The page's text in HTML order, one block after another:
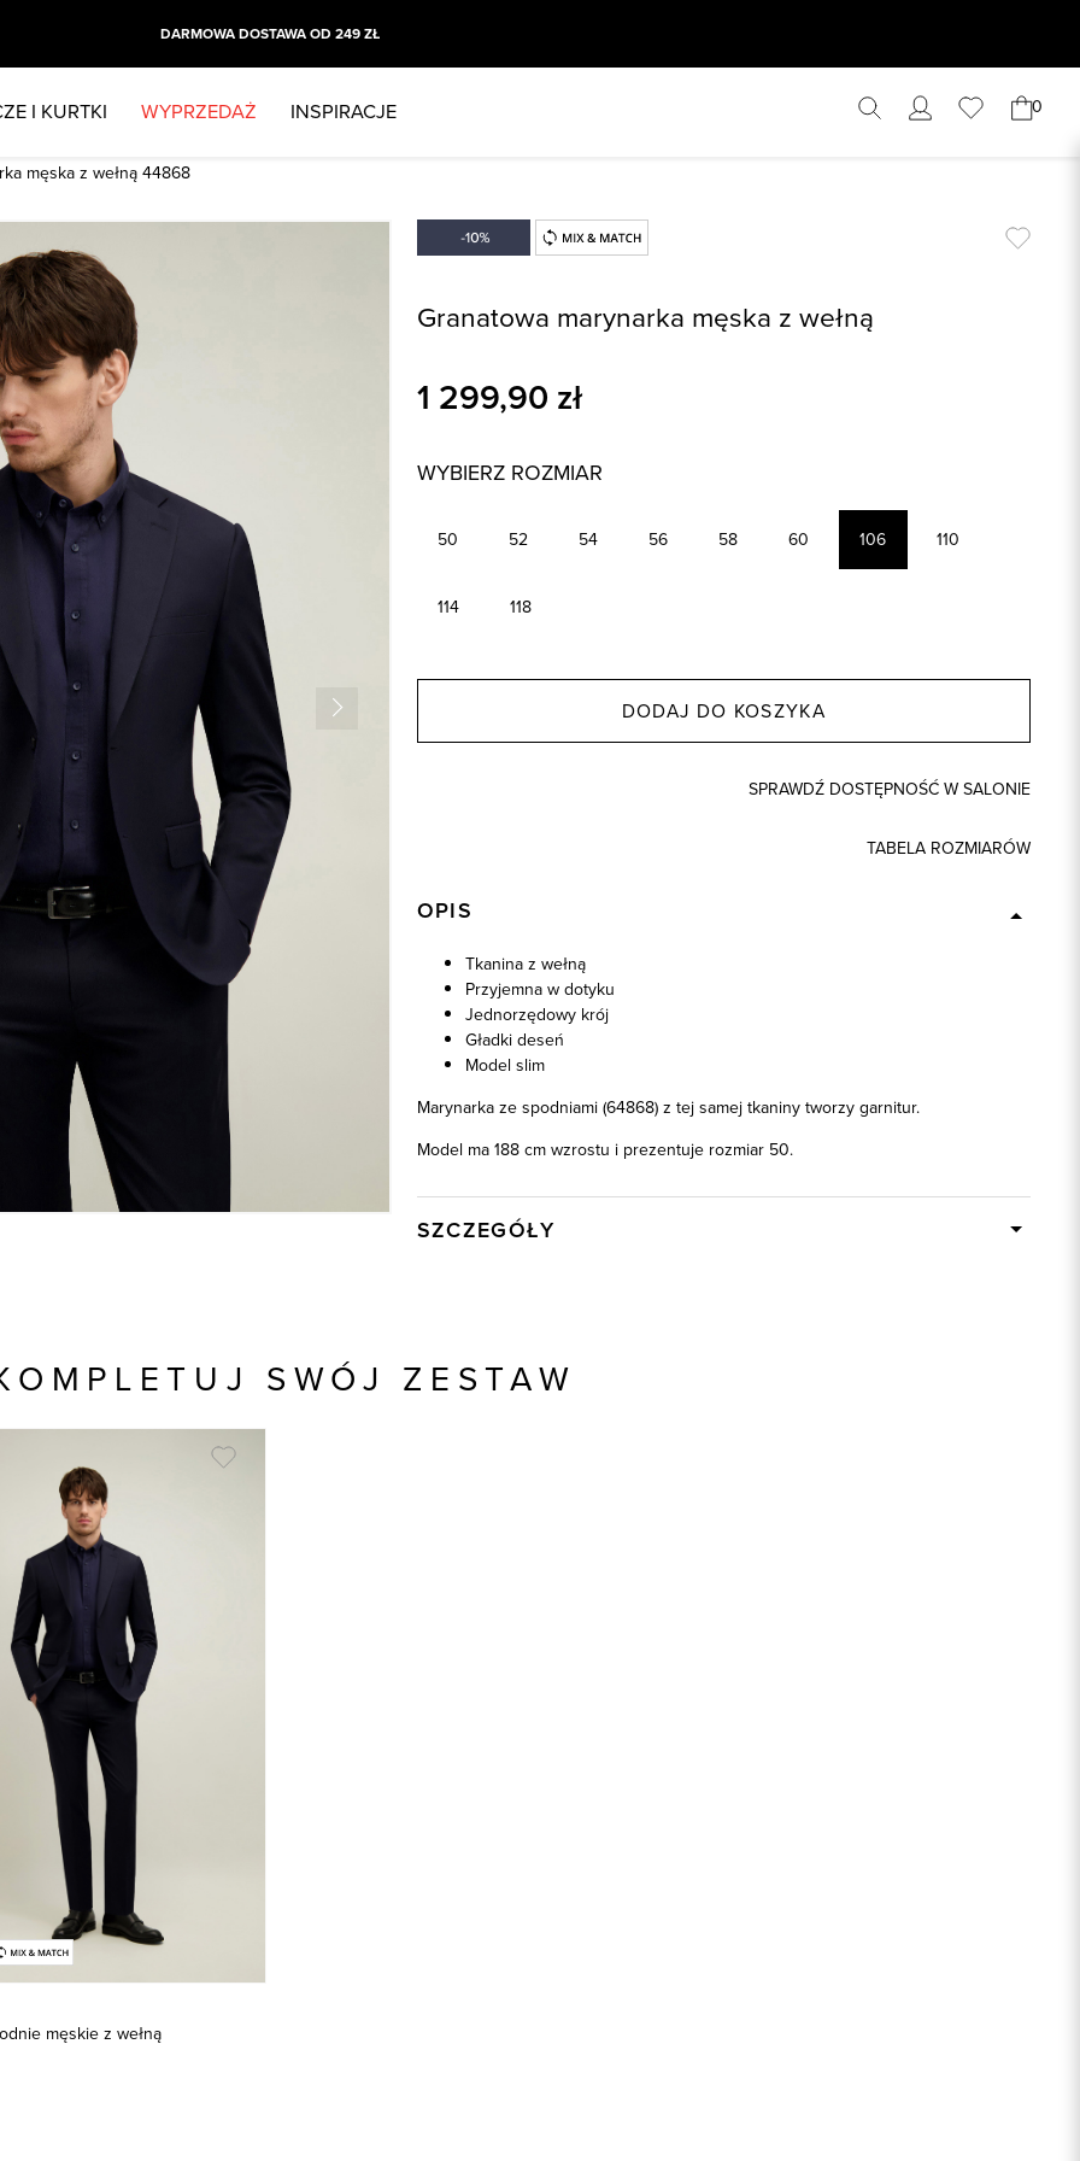
DARMOWA DOSTAWA OD 249 ZŁ
I KURTKI WYPRZEDAŻ INSPIRACJE 0
męska z wełną 44868
Granatowa marynarka męska z wełną
1 299,90 zł
WYBIERZ ROZMIAR
50 52 54 56 58 60 106 110
114 118
DODAJ DO KOSZYKA
SPRAWDŹ DOSTĘPNOŚĆ W SALONIE
TABELA ROZMIARÓW
OPIS
Tkanina z wełną
Przyjemna w dotyku
Jednorzędowy krój
Gładki deseń
Model slim
Marynarka ze spodniami (64868) z tej samej tkaniny tworzy garnitur.
Model ma 188 cm wzrostu i prezentuje rozmiar 50.
SZCZEGÓŁY
Składy podszewek
SWÓJ ZESTAW
męskie z wełną